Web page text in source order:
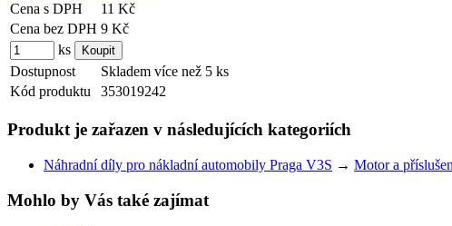
Cena s DPH
11 Kč
Cena bez DPH 9 Kč
ks
Dostupnost
Skladem více než 5 ks
Kód produktu
353019242
Produkt je zařazen v následujících kategoriích
Náhradní díly pro nákladní automobily Praga V3S → Motor a
Mohlo by Vás také zajímat